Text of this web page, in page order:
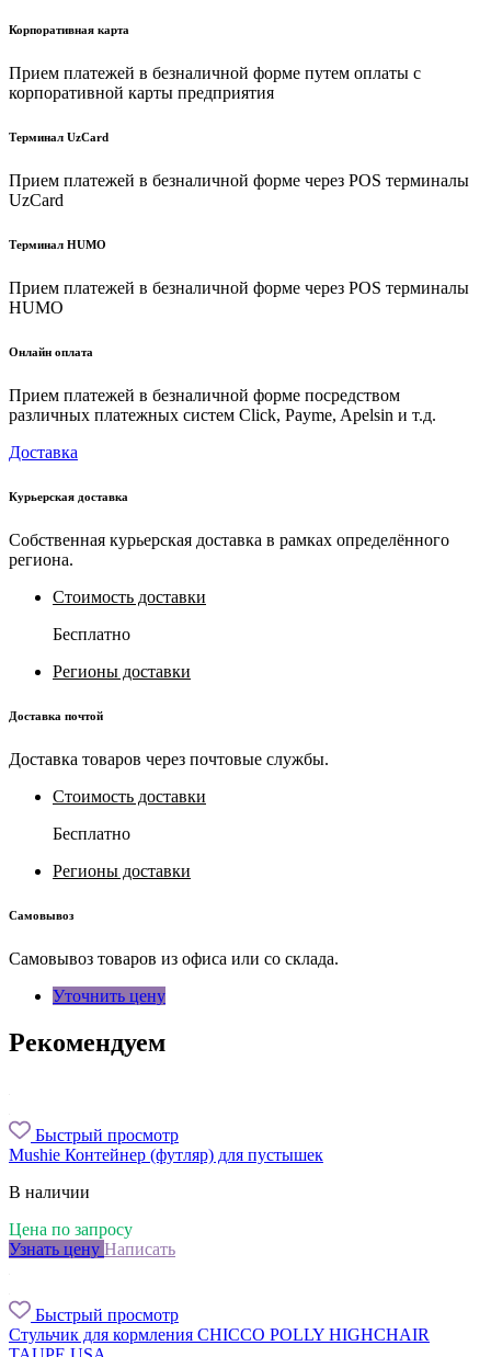
Корпоративная карта
Прием платежей в безналичной форме путем оплаты с
корпоративной карты предприятия
Терминал UzCard
Прием платежей в безналичной форме через POS терминалы
UzCard
Терминал HUMO
Прием платежей в безналичной форме через POS терминалы
HUMO
Онлайн оплата
Прием платежей в безналичной форме посредством
различных платежных систем Click, Payme, Apelsin и т.д.
Доставка
Курьерская доставка
Собственная курьерская доставка в рамках определённого
региона.
Стоимость доставки
Бесплатно
Регионы доставки
Доставка почтой
Доставка товаров через почтовые службы.
Стоимость доставки
Бесплатно
Регионы доставки
Самовывоз
Самовывоз товаров из офиса или со склада.
Уточнить цену
Рекомендуем
Быстрый просмотр
Mushie Контейнер (футляр) для пустышек
В наличии
Цена по запросу
Узнать цену Написать
Быстрый просмотр
Стульчик для кормления CHICCO POLLY HIGHCHAIR